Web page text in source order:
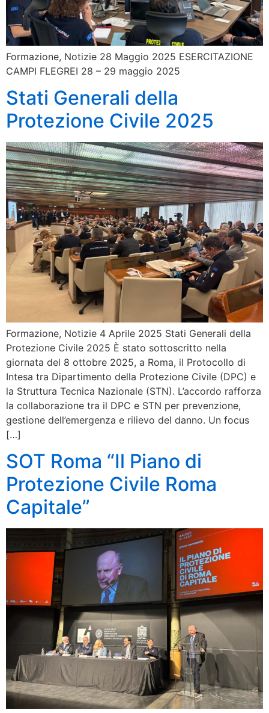
Formazione, Notizie 28 Maggio 2025 ESERCITAZIONE
CAMPI FLEGREI 28 – 29 maggio 2025
Stati Generali della
Protezione Civile 2025
Formazione, Notizie 4 Aprile 2025 Stati Generali della
Protezione Civile 2025 È stato sottoscritto nella
giornata del 8 ottobre 2025, a Roma, il Protocollo di
Intesa tra Dipartimento della Protezione Civile (DPC) e
la Struttura Tecnica Nazionale (STN). L’accordo rafforza
la collaborazione tra il DPC e STN per prevenzione,
gestione dell’emergenza e rilievo del danno. Un focus
[…]
SOT Roma “Il Piano di
Protezione Civile Roma
Capitale”